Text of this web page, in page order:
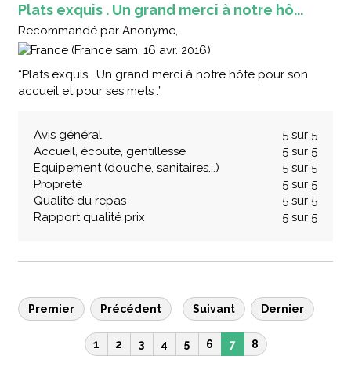
Plats exquis . Un grand merci à notre hô...
Recommandé par Anonyme,
(France sam. 16 avr. 2016)
“Plats exquis . Un grand merci à notre hôte pour son
accueil et pour ses mets .”
Avis général
5 sur 5
Accueil, écoute, gentillesse
5 sur 5
Equipement (douche, sanitaires...)
5 sur 5
Propreté
5 sur 5
Qualité du repas
5 sur 5
Rapport qualité prix
5 sur 5
Premier Précédent
1 2 3 4 5 6 7 8
Suivant Dernier